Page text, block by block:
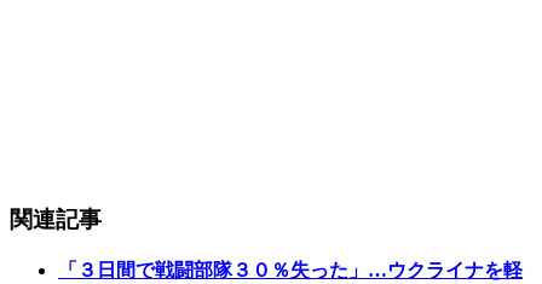
関連記事
「３日間で戦闘部隊３０％失った」…ウクライナを軽